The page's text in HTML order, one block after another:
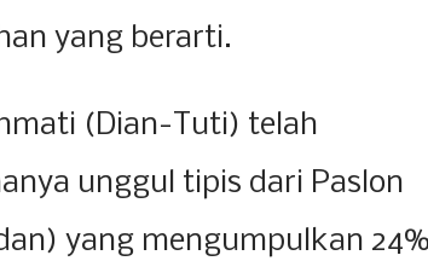
yang berarti.
(Dian-Tuti) telah
unggul tipis dari Paslon
yang mengumpulkan